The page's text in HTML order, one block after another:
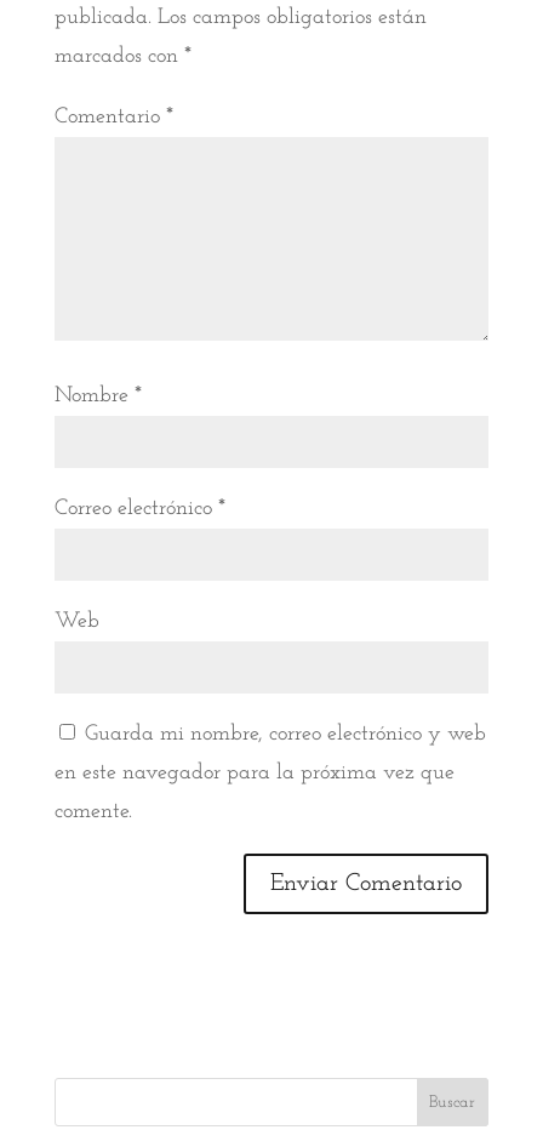
publicada. Los campos obligatorios están
marcados con *
Comentario *
Nombre *
Correo electrónico *
Web
Guarda mi nombre, correo electrónico y web
en este navegador para la próxima vez que
comente.